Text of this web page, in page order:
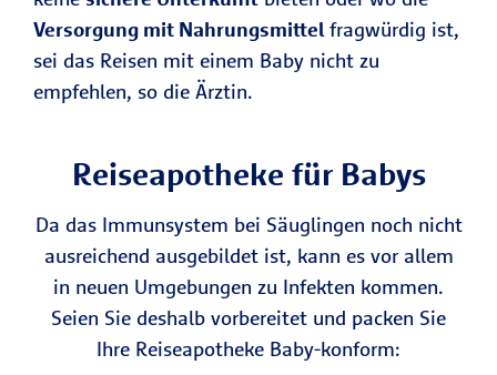
Versorgung mit Nahrungsmittelfragwürdig ist,
sei das Reisen mit einem Baby nicht zu
empfehlen, so die Ärztin.
Reiseapotheke für Babys
Da das Immunsystem bei Säuglingen noch nicht
ausreichend ausgebildet ist, kann es vor allem
in neuen Umgebungen zu Infekten kommen.
Seien Sie deshalb vorbereitet und packen Sie
Ihre Reiseapotheke Baby-konform: